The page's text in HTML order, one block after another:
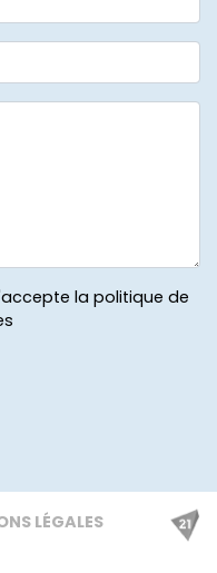
la politique de
LÉGALES